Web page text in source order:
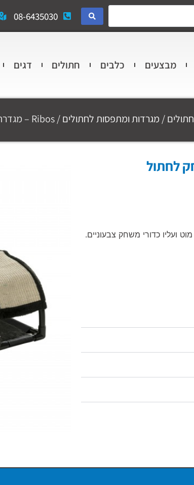
08-6435030
מבצעים כלבים חתולים דגים
חתולים/ מגרדות ומתפסות לחתולים/ Ribos – מגדרת עם כדורי משחק לחתול